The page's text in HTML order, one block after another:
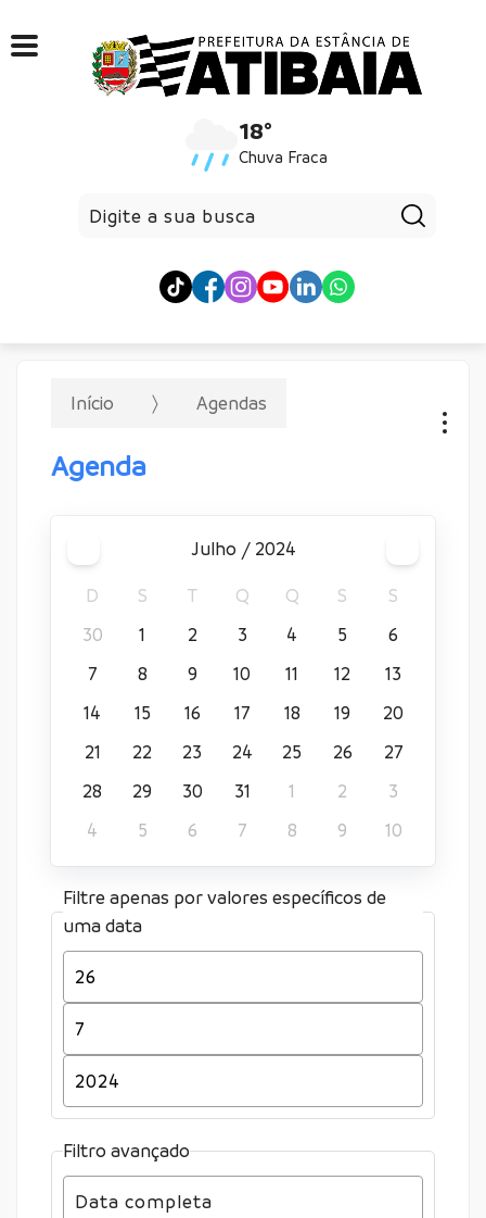
18°
Chuva Fraca
Início Agendas
Agenda
julho / 2024
D
S T Q Q S
S
30
1 2 3 4 5
6
7
8 9 10 11 12
13
14
15 16 17 18 19
20
21
22 23 24 25 26
27
28
29 30 31 1 2
3
4
5 6 7 8 9 10
Filtre apenas por valores específicos de
uma data
Filtro avançado